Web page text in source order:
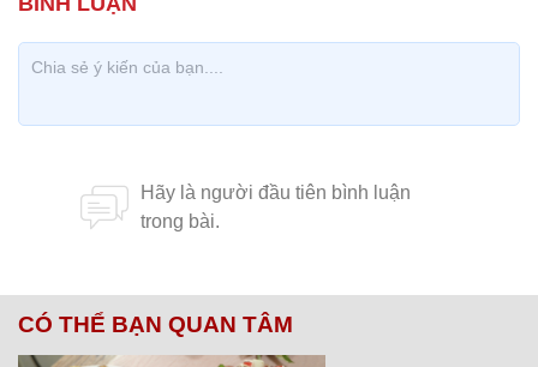
CÓ THỂ BẠN QUAN TÂM